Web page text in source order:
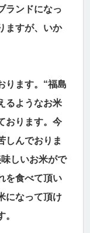
ランドになっ
ますが、いか
ります。“福島
るようなお米
おります。今
しんでおりま
しいお米がで
を食べて頂い
になって頂け